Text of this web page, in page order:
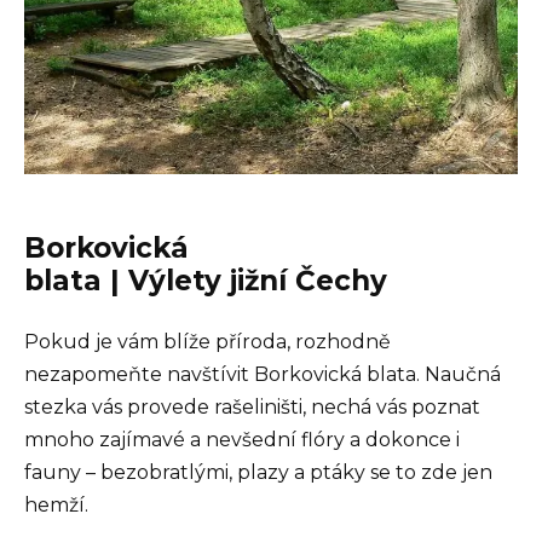
Borkovická
blata | Výlety jižní Čechy
Pokud je vám blíže příroda, rozhodně
nezapomeňte navštívit Borkovická blata. Naučná
stezka vás provede rašeliništi, nechá vás poznat
mnoho zajímavé a nevšední flóry a dokonce i
fauny – bezobratlými, plazy a ptáky se to zde jen
hemží.